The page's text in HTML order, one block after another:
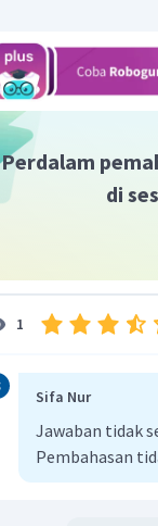
Perdalam
di
1
Sifa Nur
Jawaban tidak
Pembahasan